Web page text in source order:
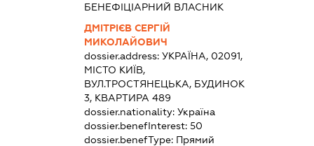
БЕНЕФІЦІАРНИЙ ВЛАСНИК
ДМІТРІЄВ СЕРГІЙ
МИКОЛАЙОВИЧ
dossier.address: УКРАЇНА, 02091,
МІСТО КИЇВ,
ВУЛ.ТРОСТЯНЕЦЬКА, БУДИНОК
3, КВАРТИРА 489
dossier.nationality: Україна
dossier.benefInterest: 50
dossier.benefType: Прямий